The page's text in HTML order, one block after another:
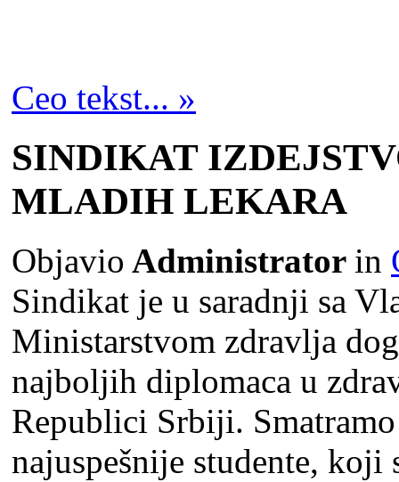
Ceo tekst... »
SINDIKAT
MLADIH LEKARA
Objavio Administrator in
Sindikat je u saradnji sa
Ministarstvom zdravlјa
najbolјih diplomaca u
Republici Srbiji.
najuspešnije studente,